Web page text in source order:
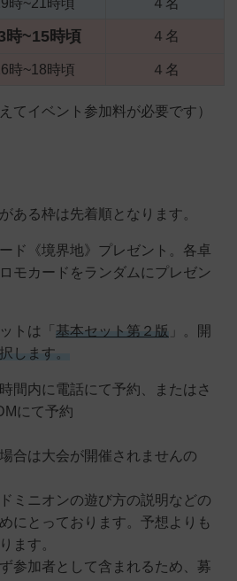
時~21時頃 ４名
~15時頃 ４名
時~18時頃 ４名
てイベント参加料が必要です）
は先着順となります。
ド《境界地》プレゼント。各卓
モカードをランダムにプレゼン
トは「 基本セット第２版 」。開
します。
間内に電話にて予約、またはさ
にて予約
合は大会が開催されませんの
ミニオンの遊び方の説明などの
にとっております。予想よりも
ます。
参加者として含まれるため、募